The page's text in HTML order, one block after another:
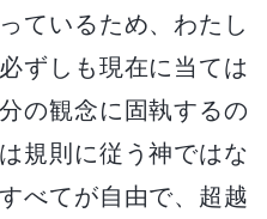
ているため、わたし
ずしも現在に当ては
の観念に固執するの
規則に従う神ではな
べてが自由で、超越